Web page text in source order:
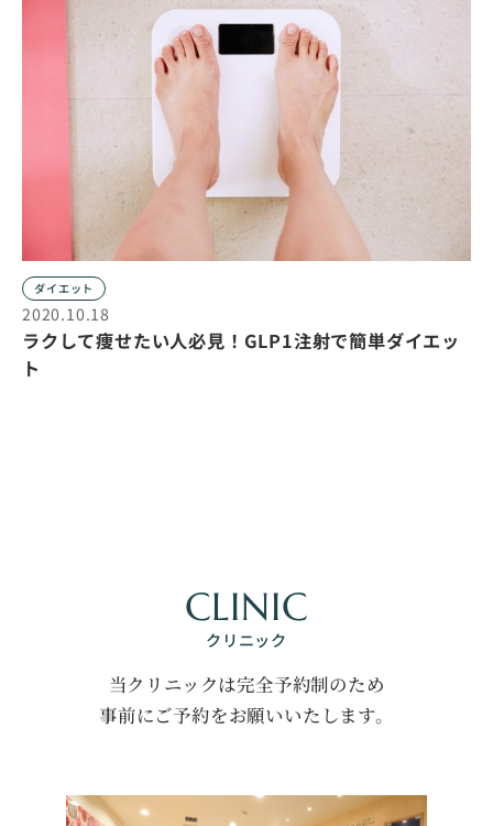
ダイエット
2020.10.18
ラクして痩せたい人必見！GLP1注射で簡単ダイエッ
ト
CLINIC
クリニック
当クリニックは完全予約制のため
事前にご予約をお願いいたします。